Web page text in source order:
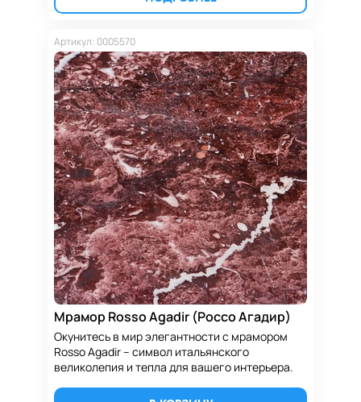
Артикул: 0005570
Мрамор Rosso Agadir (Россо Агадир)
Окунитесь в мир элегантности с мрамором
Rosso Agadir – символ итальянского
великолепия и тепла для вашего интерьера.